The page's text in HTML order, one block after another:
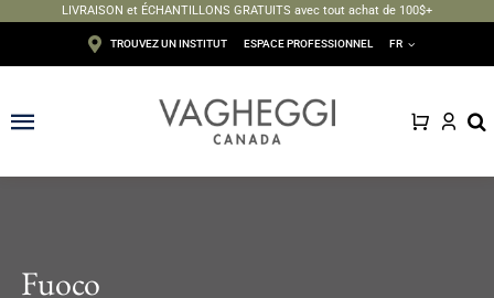
LIVRAISON et ÉCHANTILLONS GRATUITS avec tout achat de 100$+
TROUVEZ UN INSTITUT ESPACE PROFESSIONNEL FR
Toggle
Navigation
Fuoco